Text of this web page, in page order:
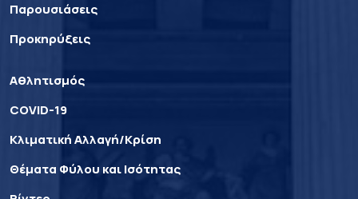
Παρουσιάσεις
Προκηρύξεις
Αθλητισμός
COVID-19
Κλιματική Αλλαγή/Κρίση
Θέματα Φύλου και Ισότητας